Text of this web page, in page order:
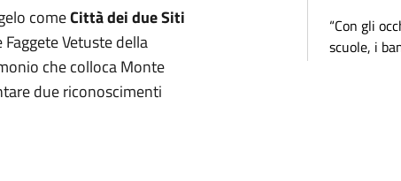
comeCittà dei due Siti
Vetuste della
che colloca Monte
due riconoscimenti
“Con gli
scuole, i